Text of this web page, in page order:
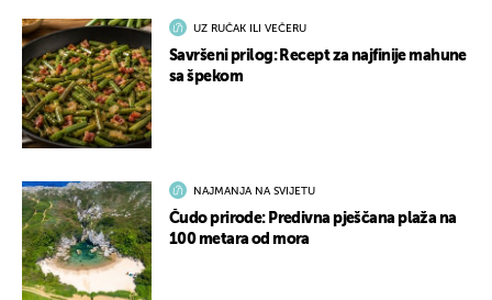
UZ RUČAK ILI VEČERU
Savršeni prilog: Recept za najfinije mahune
sa špekom
NAJMANJA NA SVIJETU
Čudo prirode: Predivna pješčana plaža na
100 metara od mora